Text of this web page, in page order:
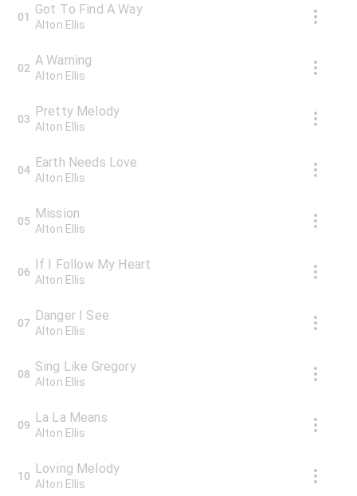
01 Got To Find A Way
Alton Ellis
02 A Warning
Alton Ellis
03 Pretty Melody
Alton Ellis
04 Earth Needs Love
Alton Ellis
05 Mission
Alton Ellis
06 If I Follow My Heart
Alton Ellis
07 Danger I See
Alton Ellis
08 Sing Like Gregory
Alton Ellis
09 La La Means
Alton Ellis
10 Loving Melody
Alton Ellis